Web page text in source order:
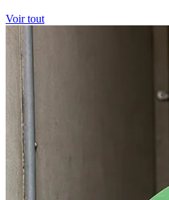
Voir tout